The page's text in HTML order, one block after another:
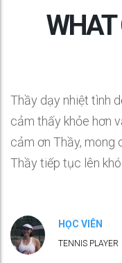
WHAT
Thầy dạy nhiệt tình
cảm thấy khỏe hơn
cảm ơn Thầy, mong
Thầy tiếp tục lên
HỌC VIÊN
TENNIS PLAYER